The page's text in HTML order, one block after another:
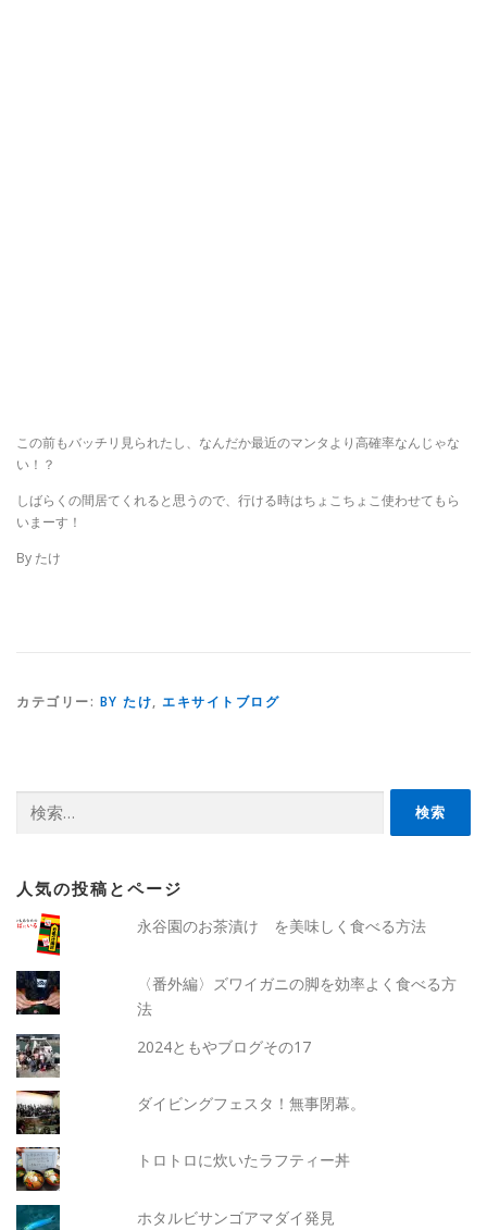
この前もバッチリ見られたし、なんだか最近のマンタより高確率なんじゃな
い！？
しばらくの間居てくれると思うので、行ける時はちょこちょこ使わせてもら
いまーす！
By たけ
カテゴリー: BY たけ, エキサイトブログ
索:
人気の投稿とページ
永谷園のお茶漬け を美味しく食べる方法
〈番外編〉ズワイガニの脚を効率よく食べる方
法
2024ともやブログその17
ダイビングフェスタ！無事閉幕。
トロトロに炊いたラフティー丼
ホタルビサンゴアマダイ発見